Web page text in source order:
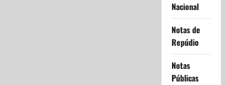
Nacional
Notas de
Repúdio
Notas
Públicas